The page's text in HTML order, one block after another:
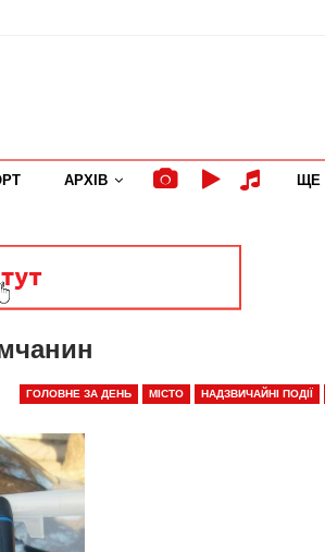
АРХІВ ЩЕ
ГОЛОВНЕ ЗА ДЕНЬ МІСТО НАДЗВИЧАЙНІ ПОДІЇ